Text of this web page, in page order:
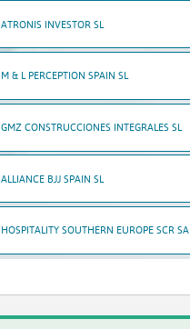
ATRONIS INVESTOR SL
M & L PERCEPTION SPAIN SL
GMZ CONSTRUCCIONES INTEGRALES SL
ALLIANCE BJJ SPAIN SL
HOSPITALITY SOUTHERN EUROPE SCR SA